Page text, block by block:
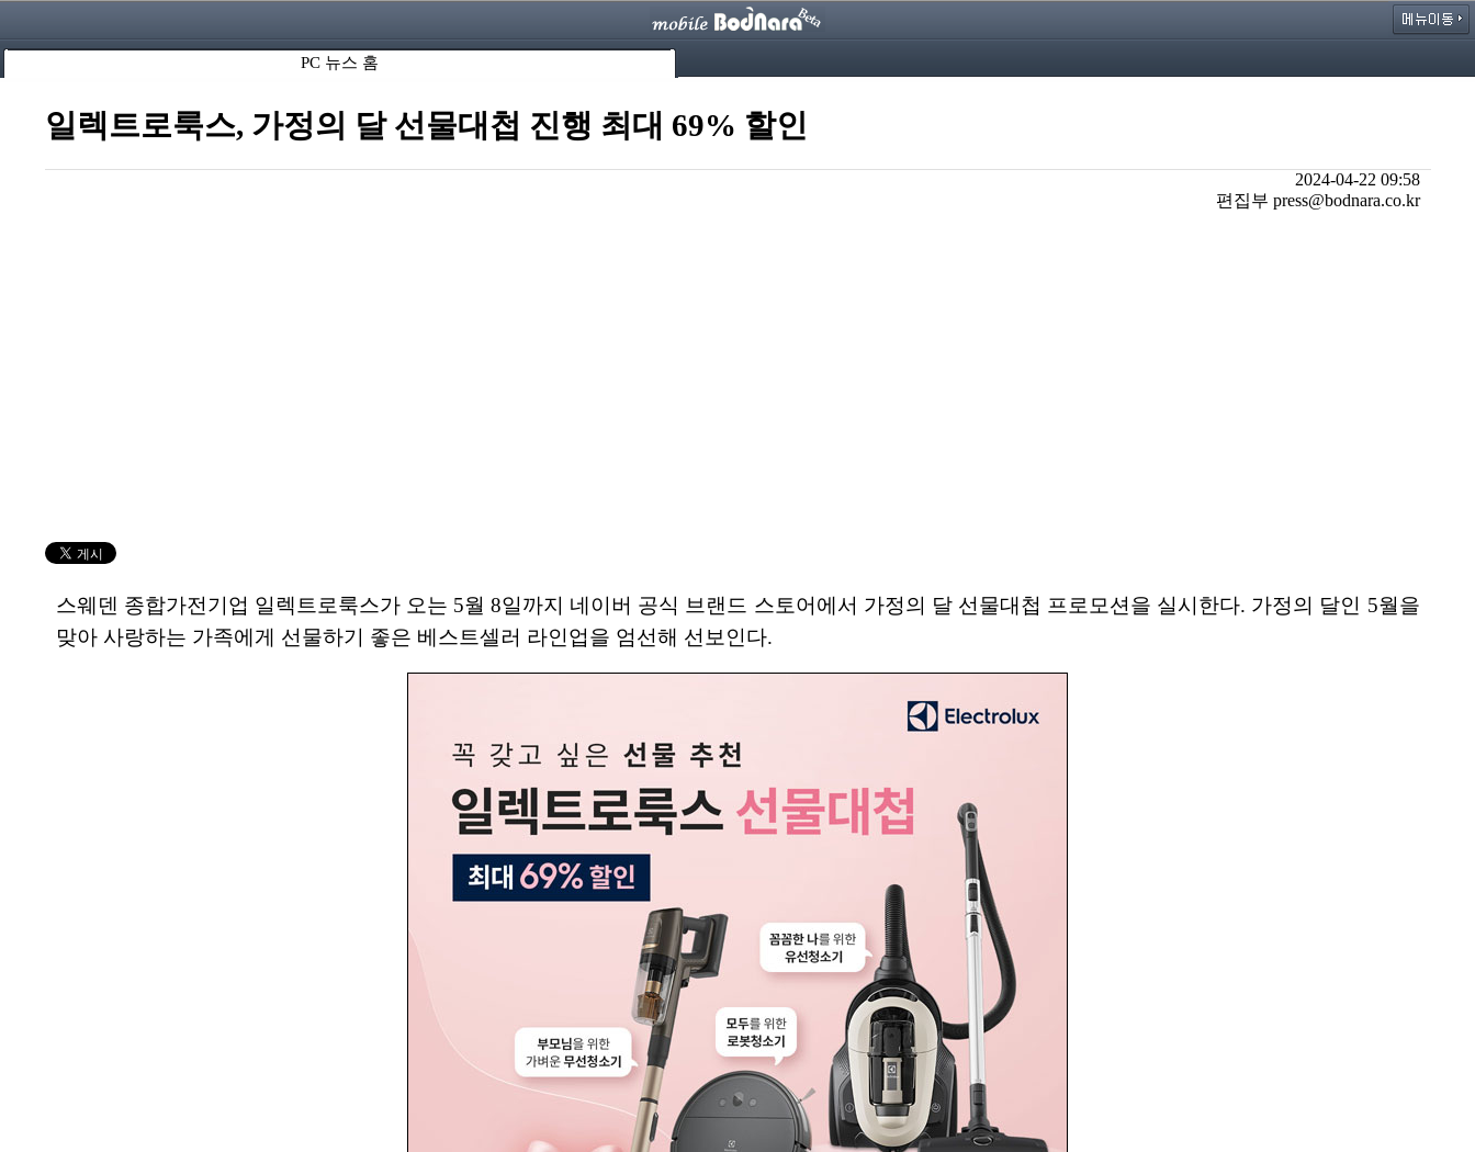
PC 뉴스 홈
일렉트로룩스, 가정의 달 선물대첩 진행 최대 69% 할인
2024-04-22 09:58
편집부 press@bodnara.co.kr
스웨덴 종합가전기업 일렉트로룩스가 오는 5월 8일까지 네이버 공식 브랜드 스토어에서 가정의 달 선물대첩 프로모션을 실시한다. 가정의 달인 5월을
맞아 사랑하는 가족에게 선물하기 좋은 베스트셀러 라인업을 엄선해 선보인다.